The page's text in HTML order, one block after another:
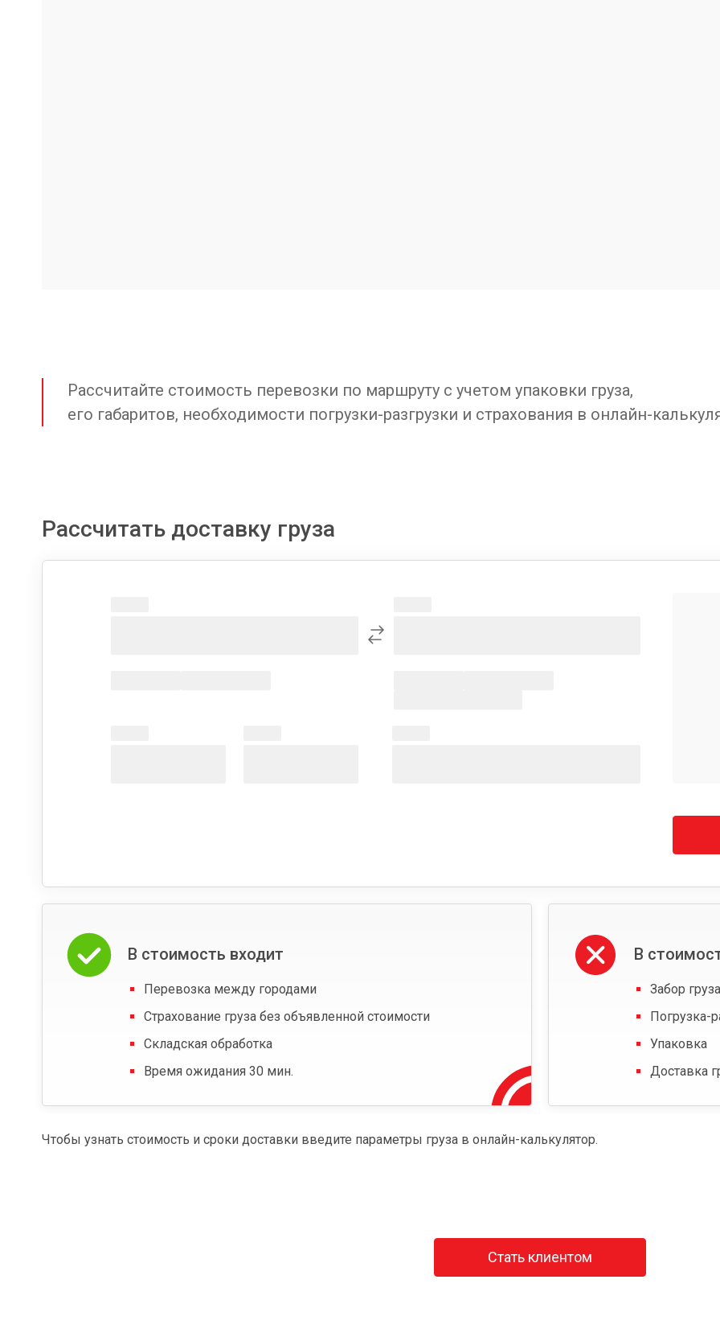
Рассчитайте стоимость перевозки по маршруту с учетом упаковки груза,
его габаритов, необходимости погрузки-разгрузки и страхования в онлайн-
Рассчитать доставку груза
В стоимость входит
Перевозка между городами
Страхование груза без объявленной стоимости
Складская обработка
Время ожидания 30 мин.
В
Забор
Погрузка-
Упаковка
Доставка
Чтобы узнать стоимость и сроки доставки введите параметры груза в онлайн-калькулятор.
Стать клиентом